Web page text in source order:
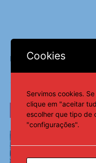
Fonte:Agência Brasil
LEIA TAMBÉM
Cookies
Servimos cookies.
clique em "aceitar
escolher que tipo de
"configurações".